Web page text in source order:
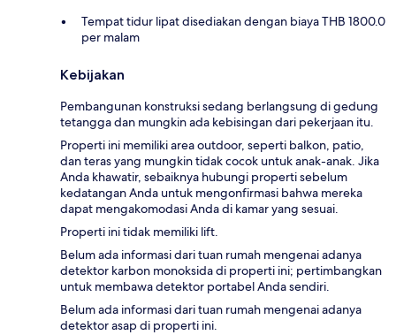
Tempat tidur lipat disediakan dengan biaya THB 1800.0
per malam
Kebijakan
Pembangunan konstruksi sedang berlangsung di gedung
tetangga dan mungkin ada kebisingan dari pekerjaan itu.
Properti ini memiliki area outdoor, seperti balkon, patio,
dan teras yang mungkin tidak cocok untuk anak-anak. Jika
Anda khawatir, sebaiknya hubungi properti sebelum
kedatangan Anda untuk mengonfirmasi bahwa mereka
dapat mengakomodasi Anda di kamar yang sesuai.
Properti ini tidak memiliki lift.
Belum ada informasi dari tuan rumah mengenai adanya
detektor karbon monoksida di properti ini; pertimbangkan
untuk membawa detektor portabel Anda sendiri.
Belum ada informasi dari tuan rumah mengenai adanya
detektor asap di properti ini.